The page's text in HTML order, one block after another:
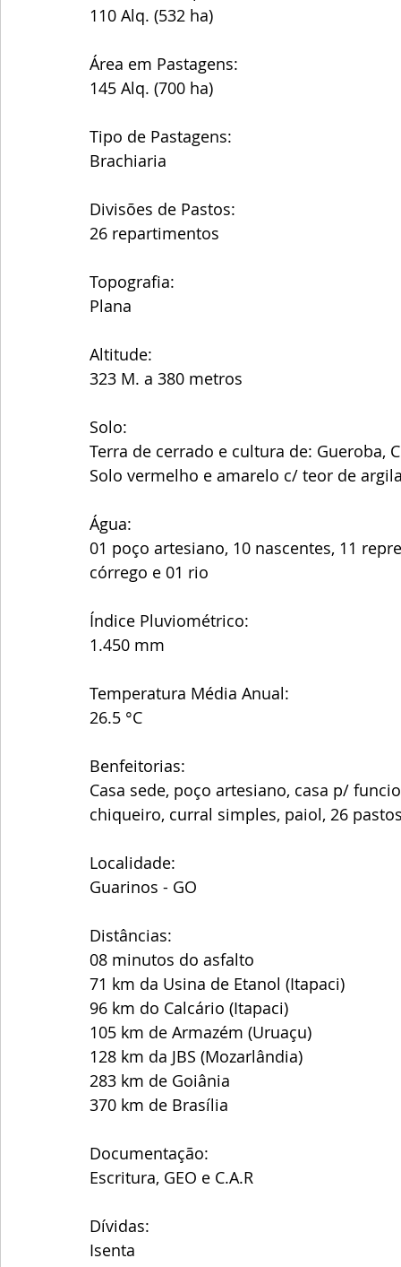
110 Alq. (532 ha)
Área em Pastagens:
145 Alq. (700 ha)
Tipo de Pastagens:
Brachiaria
Divisões de Pastos:
26 repartimentos
Topografia:
Plana
Altitude:
323 M. a 380 metros
Solo:
Terra de cerrado e cultura de: Gueroba,
Solo vermelho e amarelo c/ teor de
Água:
01 poço artesiano, 10 nascentes, 11
córrego e 01 rio
Índice Pluviométrico:
1.450 mm
Temperatura Média Anual:
26.5 °C
Benfeitorias:
Casa sede, poço artesiano, casa p/
chiqueiro, curral simples, paiol, 26
Localidade:
Guarinos - GO
Distâncias:
08 minutos do asfalto
71 km da Usina de Etanol (Itapaci)
96 km do Calcário (Itapaci)
105 km de Armazém (Uruaçu)
128 km da JBS (Mozarlândia)
283 km de Goiânia
370 km de Brasília
Documentação:
Escritura, GEO e C.A.R
Dívidas:
Isenta